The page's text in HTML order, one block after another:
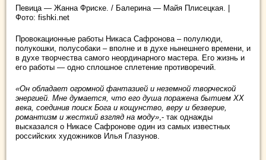
Певица — Жанна Фриске. / Балерина — Майя Плисецкая. |
Фото: fishki.net
Провокационные работы Никаса Сафронова – полулюди,
полукошки, полусобаки – вполне и в духе нынешнего времени, и
в духе творчества самого неординарного мастера. Его жизнь и
его работы — одно сплошное сплетение противоречий.
«Он обладает огромной фантазией и неземной творческой
энергией. Мне думается, что его душа поражена бытием ХХ
века, соединив поиск Бога и кощунство, веру и безверие,
романтизм и жесткий взгляд на моду»,- так однажды
высказался о Никасе Сафронове один из самых известных
российских художников Илья Глазунов.